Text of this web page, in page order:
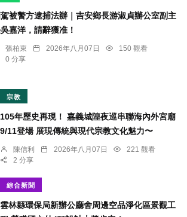
被警方逮捕法辦｜吉安鄉長游淑貞辦公室副主
嘉洋，請辭獲准！
張柏東 2026年八月07日
150 觀看
0 分享
宗教
105年歷史再現！ 嘉義城隍夜巡串聯海內外宮廟
9/11登場 展現傳統與現代宗教文化魅力〜
陳信利 2026年八月07日
221 觀看
2 分享
綜合新聞
雲林縣環保局新辦公廳舍周邊空品淨化區景觀工